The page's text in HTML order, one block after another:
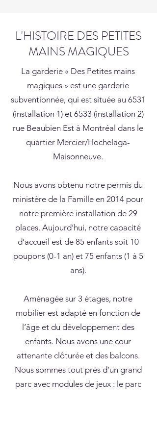
L'HISTOIRE DES PETITES
MAINS MAGIQUES
La garderie « Des Petites mains
magiques » est une garderie
subventionnée, qui est située au 6531
(installation 1) et 6533 (installation 2)
rue Beaubien Est à Montréal dans le
quartier Mercier/Hochelaga-
Maisonneuve.
Nous avons obtenu notre permis du
ministère de la Famille en 2014 pour
notre première installation de 29
places. Aujourd’hui, notre capacité
d’accueil est de 85 enfants soit 10
poupons (0-1 an) et 75 enfants (1 à 5
ans).
Aménagée sur 3 étages, notre
mobilier est adapté en fonction de
l’âge et du développement des
enfants. Nous avons une cour
attenante clôturée et des balcons.
Nous sommes tout près d’un grand
parc avec modules de jeux : le parc